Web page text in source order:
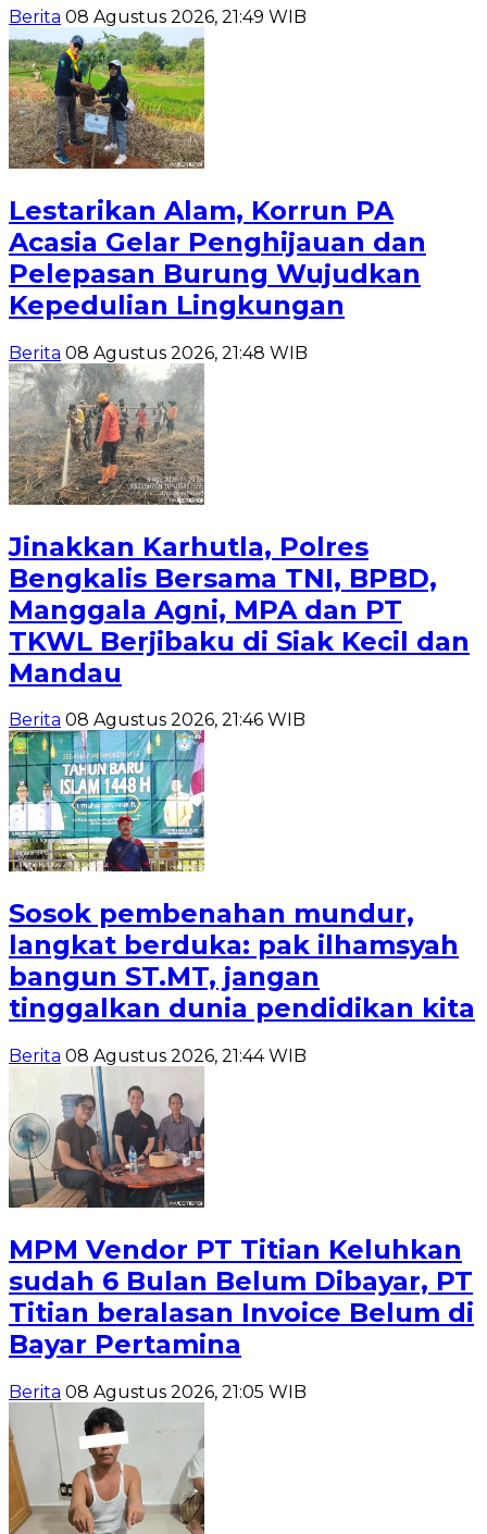
Berita 08 Agustus 2026, 21:49 WIB
Lestarikan Alam, Korrun PA
Acasia Gelar Penghijauan dan
Pelepasan Burung Wujudkan
Kepedulian Lingkungan
Berita 08 Agustus 2026, 21:48 WIB
Jinakkan Karhutla, Polres
Bengkalis Bersama TNI, BPBD,
Manggala Agni, MPA dan PT
TKWL Berjibaku di Siak Kecil dan
Mandau
Berita 08 Agustus 2026, 21:46 WIB
Sosok pembenahan mundur,
langkat berduka: pak ilhamsyah
bangun ST.MT, jangan
tinggalkan dunia pendidikan kita
Berita 08 Agustus 2026, 21:44 WIB
MPM Vendor PT Titian Keluhkan
sudah 6 Bulan Belum Dibayar, PT
Titian beralasan Invoice Belum di
Bayar Pertamina
Berita 08 Agustus 2026, 21:05 WIB